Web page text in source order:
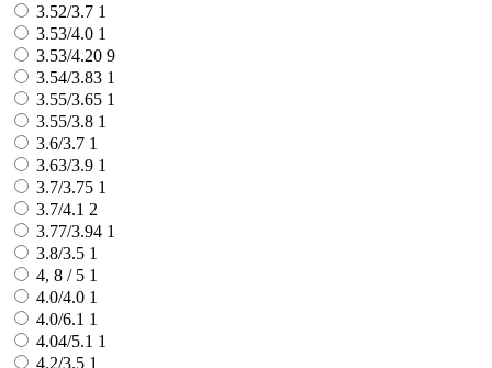
3.52/3.7 1
3.53/4.0 1
3.53/4.20 9
3.54/3.83 1
3.55/3.65 1
3.55/3.8 1
3.6/3.7 1
3.63/3.9 1
3.7/3.75 1
3.7/4.1 2
3.77/3.94 1
3.8/3.5 1
4, 8 / 5 1
4.0/4.0 1
4.0/6.1 1
4.04/5.1 1
4.2/3.5 1